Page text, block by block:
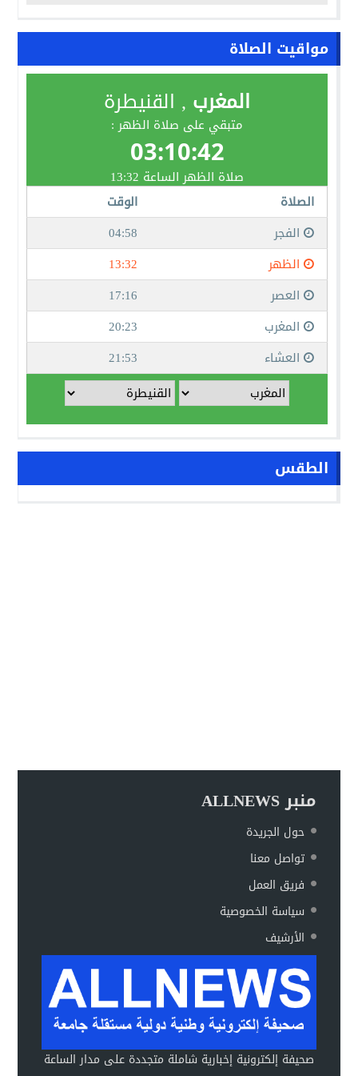
مواقيت الصلاة
الطقس
منبر ALLNEWS
حول الجريدة
تواصل معنا
فريق العمل
سياسة الخصوصية
الأرشيف
صحيفة إلكترونية إخبارية شاملة متجددة على مدار الساعة